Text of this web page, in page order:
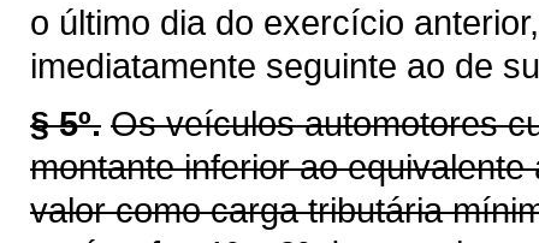
o último dia do exercício
imediatamente seguinte ao de
§ 5º. Os veículos automotores
montante inferior ao
valor como carga tributária